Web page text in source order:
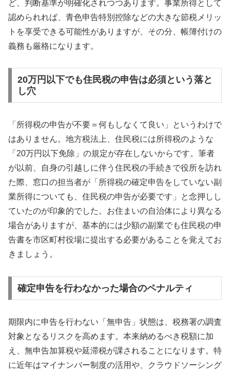
ど、判断基準が明確化されつつあります。事業所得として
認められれば、青色申告特別控除などの大きな節税メリッ
トを享受できる可能性がありますが、その分、帳簿付けの
義務も厳格になります。
20万円以下でも住民税の申告は必須という落と
し穴
「所得税の申告が不要＝何もしなくて良い」というわけで
はありません。地方税法上、住民税には所得税のような
「20万円以下免除」の規定が存在しないからです。筆者
が以前、自身の引越しに伴う住民税の手続きで役所を訪れ
た際、窓口の担当者が「所得税の確定申告をしていない副
業所得についても、住民税の申告が必要です」と念押しし
ていたのが印象的でした。お住まいの自治体により異なる
場合がありますが、基本的には少額の副業でも住民税の申
告書を市区町村役場に提出する必要があることを覚えてお
きましょう。
確定申告を行わなかった場合のペナルティ
期限内に申告を行わない「無申告」状態は、税務署の調査
対象となるリスクを高めます。本来納めるべき税額に加
え、無申告加算税や延滞税が課されることになります。特
に近年はマイナンバー制度の活用や、クラウドソーシング